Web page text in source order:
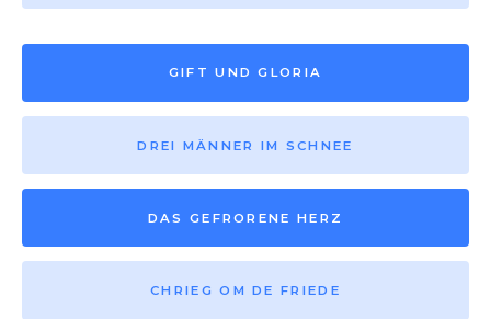
GIFT UND GLORIA
DREI MÄNNER IM SCHNEE
DAS GEFRORENE HERZ
CHRIEG OM DE FRIEDE